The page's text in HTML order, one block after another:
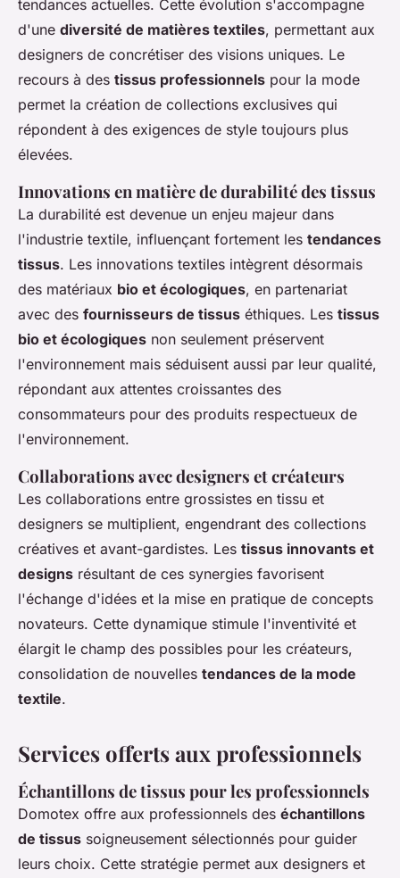
tendances actuelles. Cette évolution s'accompagne
d'une diversité de matières textiles, permettant aux
designers de concrétiser des visions uniques. Le
recours à des tissus professionnels pour la mode
permet la création de collections exclusives qui
répondent à des exigences de style toujours plus
élevées.
Innovations en matière de durabilité des tissus
La durabilité est devenue un enjeu majeur dans
l'industrie textile, influençant fortement les tendances
tissus. Les innovations textiles intègrent désormais
des matériaux bio et écologiques, en partenariat
avec des fournisseurs de tissus éthiques. Les tissus
bio et écologiques non seulement préservent
l'environnement mais séduisent aussi par leur qualité,
répondant aux attentes croissantes des
consommateurs pour des produits respectueux de
l'environnement.
Collaborations avec designers et créateurs
Les collaborations entre grossistes en tissu et
designers se multiplient, engendrant des collections
créatives et avant-gardistes. Les tissus innovants et
designs résultant de ces synergies favorisent
l'échange d'idées et la mise en pratique de concepts
novateurs. Cette dynamique stimule l'inventivité et
élargit le champ des possibles pour les créateurs,
consolidation de nouvelles tendances de la mode
textile.
Services offerts aux professionnels
Échantillons de tissus pour les professionnels
Domotex offre aux professionnels des échantillons
de tissus soigneusement sélectionnés pour guider
leurs choix. Cette stratégie permet aux designers et